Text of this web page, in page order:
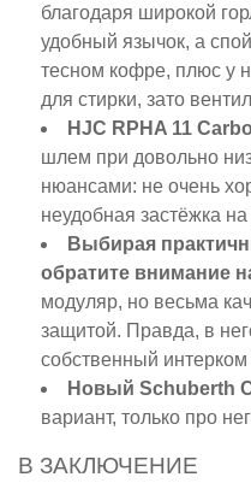
благодаря широкой
удобный язычок, а
тесном кофре, плюс у
для стирки, зато
HJC RPHA 11
шлем при довольно
нюансами: не очень
неудобная застёжка
Выбирая
обратите внимание
модуляр, но весьма
защитой. Правда, в
собственный
Новый Schuberth
вариант, только про
В ЗАКЛЮЧЕНИЕ